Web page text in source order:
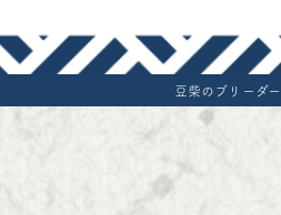
豆柴のブリーダ